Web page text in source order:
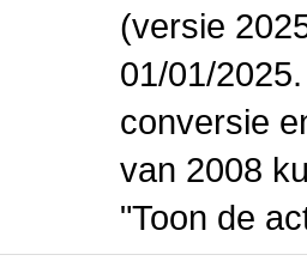
(versie
01/01/
conversie
van 2008
"Toon de